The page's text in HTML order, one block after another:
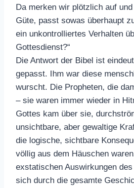
Da merken wir plötzlich auf und
Güte, passt sowas überhaupt
ein unkontrolliertes Verhalten
Gottesdienst?“
Die Antwort der Bibel ist
gepasst. Ihm war diese
wurscht. Die Propheten, die
– sie waren immer wieder in
Gottes kam über sie,
unsichtbare, aber gewaltige
die logische, sichtbare
völlig aus dem Häuschen
exstatischen Auswirkungen
sich durch die gesamte